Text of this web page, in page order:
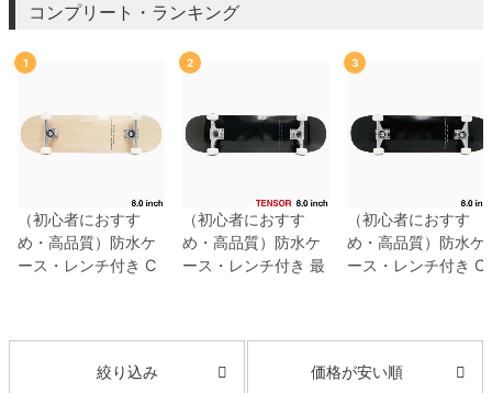
コンプリート・ランキング
1
（初心者におすす
め・高品質） 防水ケ
ース・レンチ付き C
SIMPLE CL
2
（初心者におすす
め・高品質） 防水ケ
ース・レンチ付き 最
スケートボード完成
3
（初心者におすす
め・高品質） 防水ケ
ース・レンチ付き C
ド完成品
SIMPLE BL
絞り込み 価格が安い順
8.6inch
8.7inch
8.8inch
9.0inch以上
8.7inch
8.8inch
8.9inch
70mm
72mm
75mm
スケートケース・バッグ
メディア（雑誌・DVD・CD）
28.5cm
29cm
29.5cm
アンダーウエア